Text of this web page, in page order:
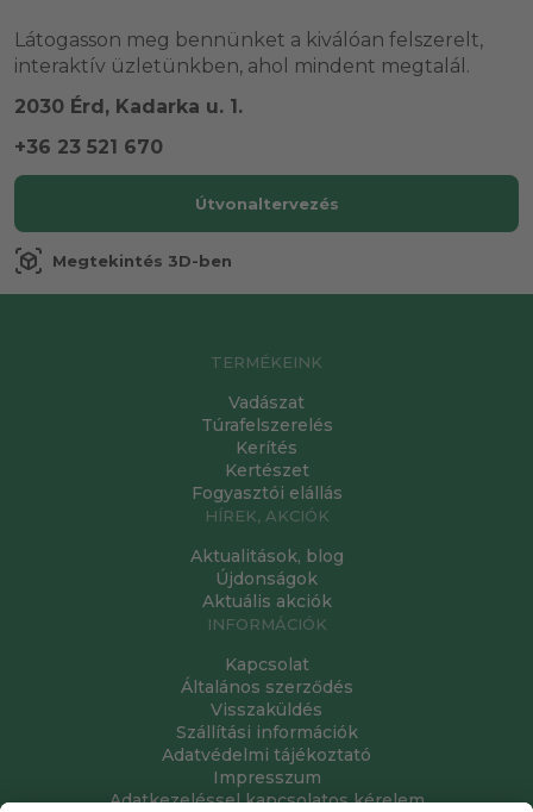
Látogasson meg bennünket a kiválóan felszerelt,
interaktív üzletünkben, ahol mindent megtalál.
2030 Érd, Kadarka u. 1.
+36 23 521 670
Útvonaltervezés
view_in_ar Megtekintés 3D-ben
TERMÉKEINK
Vadászat
Túrafelszerelés
Kerítés
Kertészet
Fogyasztói elállás
HÍREK, AKCIÓK
Aktualitások, blog
Újdonságok
Aktuális akciók
INFORMÁCIÓK
Kapcsolat
Általános szerződés
Visszaküldés
Szállítási információk
Adatvédelmi tájékoztató
Impresszum
Adatkezeléssel kapcsolatos kérelem